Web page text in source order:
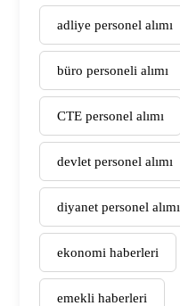
adliye personel alımı
büro personeli alımı
CTE personel alımı
devlet personel alımı
diyanet personel alımı
ekonomi haberleri
emekli haberleri